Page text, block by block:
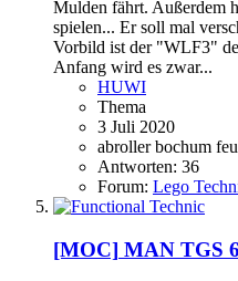
Mulden fährt. Außerdem
spielen... Er soll mal
Vorbild ist der "WLF3"
Anfang wird es zwar...
HUWI
Thema
3 Juli 2020
abrollerbochum
Antworten: 36
Forum: Lego
[MOC] MAN TGS